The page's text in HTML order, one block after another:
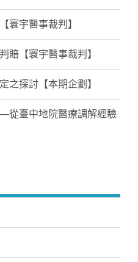
寰宇醫事裁判】
賠【寰宇醫事裁判】
之探討【本期企劃】
從臺中地院醫療調解經驗